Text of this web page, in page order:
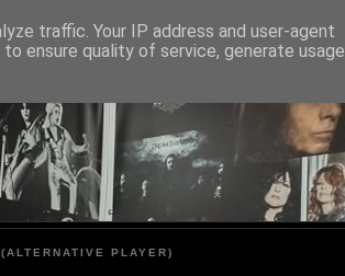
CITY
PLAYER)
traffic. Your IP address and user-agent
ensure quality of service, generate usage